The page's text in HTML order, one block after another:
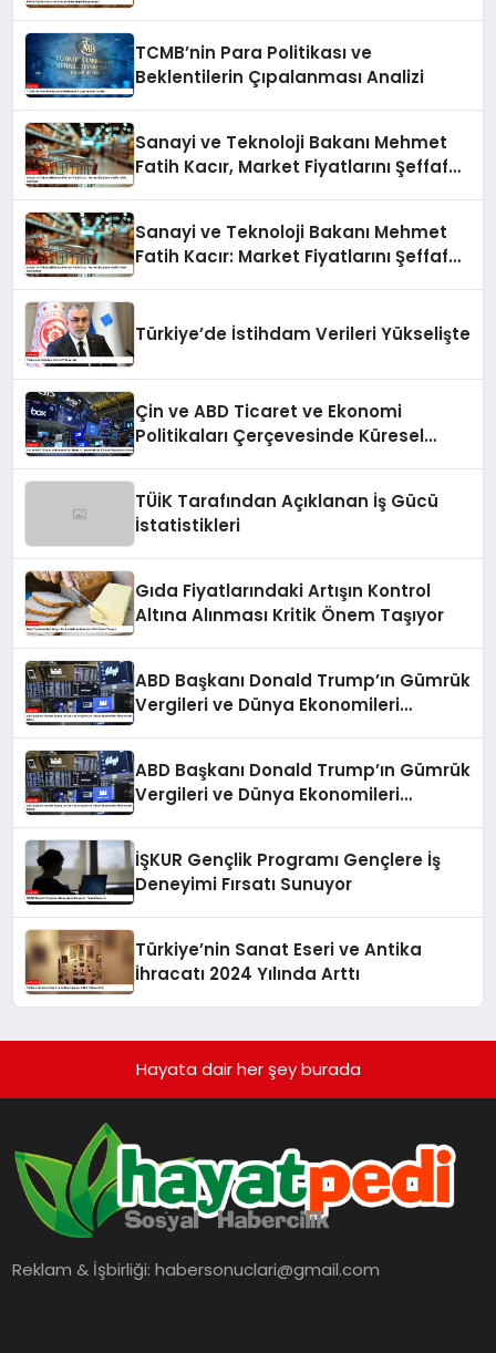
TCMB’nin Para Politikası ve
Beklentilerin Çıpalanması Analizi
Sanayi ve Teknoloji Bakanı Mehmet
Fatih Kacır, Market Fiyatlarını Şeffaf
Sanayi ve Teknoloji Bakanı Mehmet
Fatih Kacır: Market Fiyatlarını Şeffaf
Türkiye’de İstihdam Verileri Yükselişte
Çin ve ABD Ticaret ve Ekonomi
Politikaları Çerçevesinde Küresel
TÜİK Tarafından Açıklanan İş Gücü
İstatistikleri
Gıda Fiyatlarındaki Artışın Kontrol
Altına Alınması Kritik Önem Taşıyor
ABD Başkanı Donald Trump’ın Gümrük
Vergileri ve Dünya Ekonomileri
ABD Başkanı Donald Trump’ın Gümrük
Vergileri ve Dünya Ekonomileri
İŞKUR Gençlik Programı Gençlere İş
Deneyimi Fırsatı Sunuyor
Türkiye’nin Sanat Eseri ve Antika
İhracatı 2024 Yılında Arttı
Hayata dair her şey burada
Reklam & İşbirliği:habersonuclari@gmail.com